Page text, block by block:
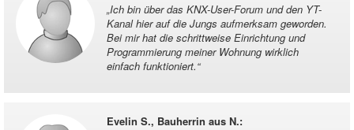
„Ich bin über das KNX-User-Forum und den YT-
Kanal hier auf die Jungs aufmerksam geworden.
Bei mir hat die schrittweise Einrichtung und
Programmierung meiner Wohnung wirklich
einfach funktioniert.“
Evelin S., Bauherrin aus N.: